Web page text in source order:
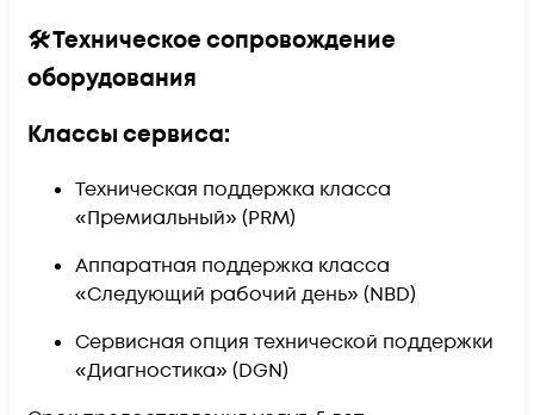
🛠️ Техническое сопровождение
оборудования
Классы сервиса:
Техническая поддержка класса
«Премиальный» (PRM)
Аппаратная поддержка класса
«Следующий рабочий день» (NBD)
Сервисная опция технической поддержки
«Диагностика» (DGN)